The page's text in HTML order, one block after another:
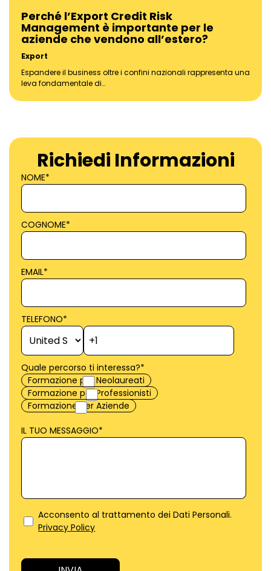
Perché l’Export Credit Risk
Management è importante per le
aziende che vendono all’estero?
Export
Espandere il business oltre i confini nazionali rappresenta una
leva fondamentale di…
Richiedi Informazioni
NOME*
COGNOME*
EMAIL*
TELEFONO*
Quale percorso ti interessa?*
Formazione per Neolaureati
Formazione per Professionisti
Formazione per Aziende
IL TUO MESSAGGIO*
Acconsento al trattamento dei Dati Personali.
Privacy Policy